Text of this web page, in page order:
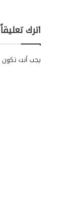
اترك تعليقاً
يجب أنت تكون